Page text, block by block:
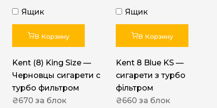
Ящик
В Корзину
Kent (8) King Size —
Черновцы сигарети с
турбо фильтром
₴670 за блок
Ящик
В Корзину
Kent 8 Blue KS —
сигарети з турбо
фільтром
₴660 за блок